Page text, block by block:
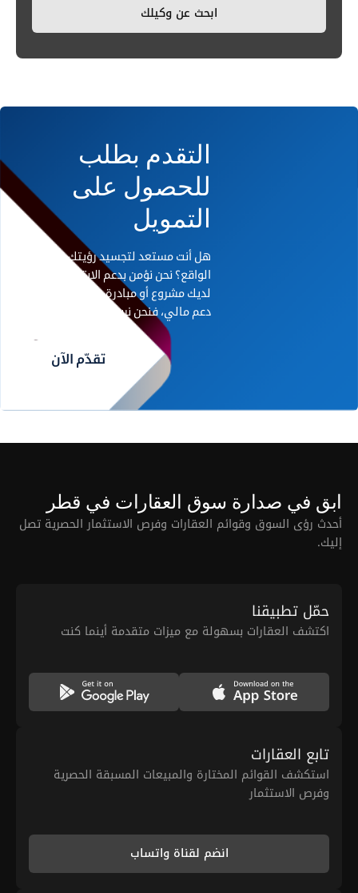
ابحث عن وكيلك
التقدم بطلب
للحصول على
التمويل
هل أنت مستعد لتجسيد رؤيتك على أرض
الواقع؟ نحن نؤمن بدعم الابتكار. إذا كان
لديك مشروع أو مبادرة رائدة تحتاج إلى
دعم مالي، فنحن نريد أن نسمع منك.
تقدّم الآن
ابق في صدارة سوق العقارات في قطر
أحدث رؤى السوق وقوائم العقارات وفرص الاستثمار الحصرية تصل
إليك.
حمّل تطبيقنا
اكتشف العقارات بسهولة مع ميزات متقدمة أينما كنت
تابع العقارات
استكشف القوائم المختارة والمبيعات المسبقة الحصرية
وفرص الاستثمار
انضم لقناة واتساب